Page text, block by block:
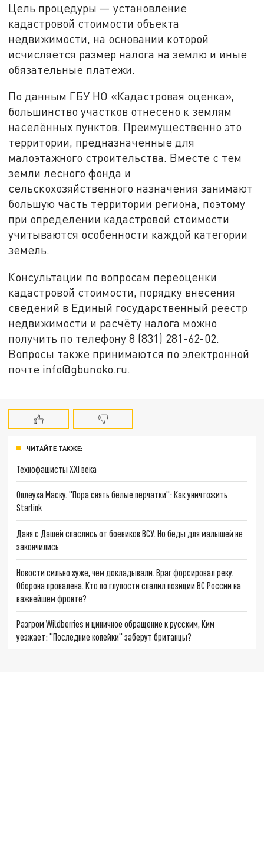
Цель процедуры — установление
кадастровой стоимости объекта
недвижимости, на основании которой
исчисляется размер налога на землю и иные
обязательные платежи.
По данным ГБУ НО «Кадастровая оценка»,
большинство участков отнесено к землям
населённых пунктов. Преимущественно это
территории, предназначенные для
малоэтажного строительства. Вместе с тем
земли лесного фонда и
сельскохозяйственного назначения занимают
большую часть территории региона, поэтому
при определении кадастровой стоимости
учитываются особенности каждой категории
земель.
Консультации по вопросам переоценки
кадастровой стоимости, порядку внесения
сведений в Единый государственный реестр
недвижимости и расчёту налога можно
получить по телефону 8 (831) 281-62-02.
Вопросы также принимаются по электронной
почте info@gbunoko.ru.
ЧИТАЙТЕ ТАКЖЕ:
Технофашисты XXI века
Оплеуха Маску. "Пора снять белые перчатки": Как уничтожить
Starlink
Даня с Дашей спаслись от боевиков ВСУ. Но беды для малышей не
закончились
Новости сильно хуже, чем докладывали. Враг форсировал реку.
Оборона провалена. Кто по глупости спалил позиции ВС России на
важнейшем фронте?
Разгром Wildberries и циничное обращение к русским, Ким
уезжает: "Последние копейки" заберут британцы?